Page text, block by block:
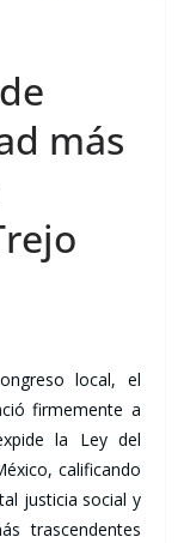
más
local, el
firmemente a
la Ley del
calificando
justicia social y
trascendentes